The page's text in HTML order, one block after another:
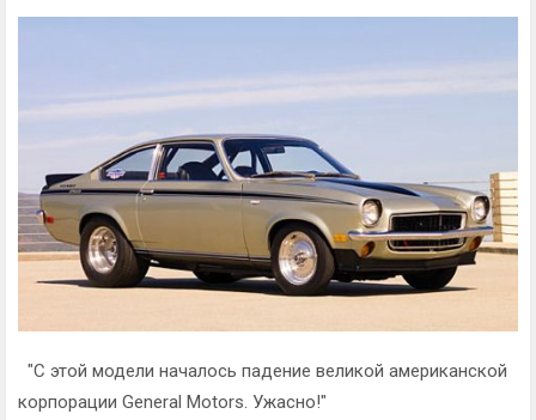
"С этой модели началось падение великой американской
корпорации General Motors. Ужасно!"